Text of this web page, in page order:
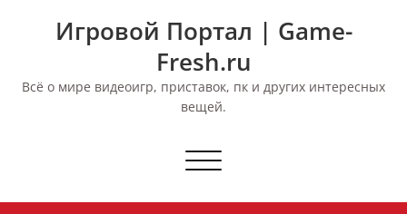
Игровой Портал | Game-
Fresh.ru
Всё о мире видеоигр, приставок, пк и других интересных
вещей.
Переключить